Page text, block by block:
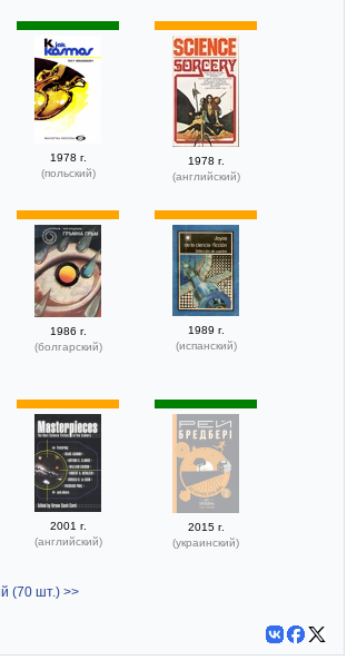
1978 г.
(польский)
1978 г.
(английский)
1986 г.
(болгарский)
1989 г.
(испанский)
2001 г.
(английский)
2015 г.
(украинский)
(70 шт.) >>